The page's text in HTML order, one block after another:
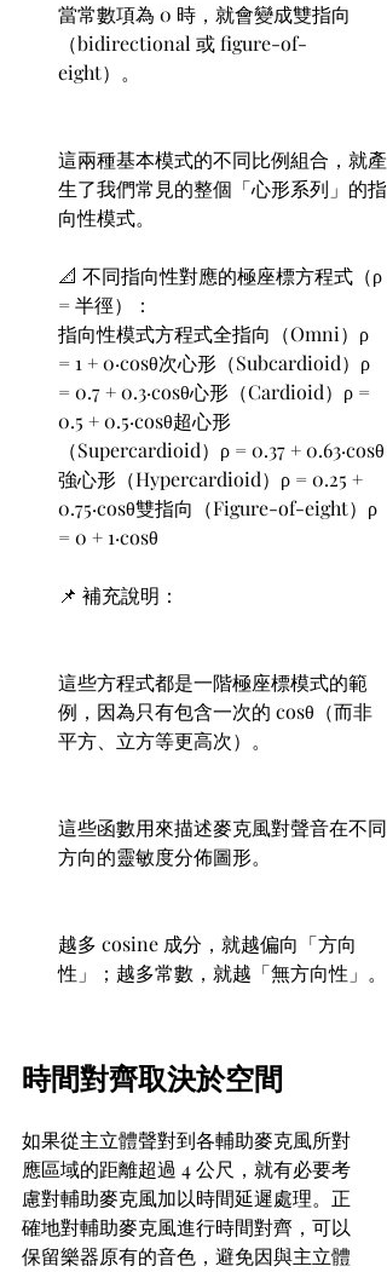
當常數項為 0 時，就會變成雙指向
（bidirectional 或 figure-of-
eight）。
這兩種基本模式的不同比例組合，就產
生了我們常見的整個「心形系列」的指
向性模式。
📐 不同指向性對應的極座標方程式（ρ
= 半徑）：
指向性模式方程式全指向（Omni）ρ
= 1 + 0·cosθ次心形（Subcardioid）ρ
= 0.7 + 0.3·cosθ心形（Cardioid）ρ =
0.5 + 0.5·cosθ超心形
（Supercardioid）ρ = 0.37 + 0.63·cosθ
強心形（Hypercardioid）ρ = 0.25 +
0.75·cosθ雙指向（Figure-of-eight）ρ
= 0 + 1·cosθ
📌 補充說明：
這些方程式都是一階極座標模式的範
例，因為只有包含一次的 cosθ（而非
平方、立方等更高次）。
這些函數用來描述麥克風對聲音在不同
方向的靈敏度分佈圖形。
越多 cosine 成分，就越偏向「方向
性」；越多常數，就越「無方向性」。
時間對齊取決於空間
如果從主立體聲對到各輔助麥克風所對
應區域的距離超過 4 公尺，就有必要考
慮對輔助麥克風加以時間延遲處理。正
確地對輔助麥克風進行時間對齊，可以
保留樂器原有的音色，避免因與主立體